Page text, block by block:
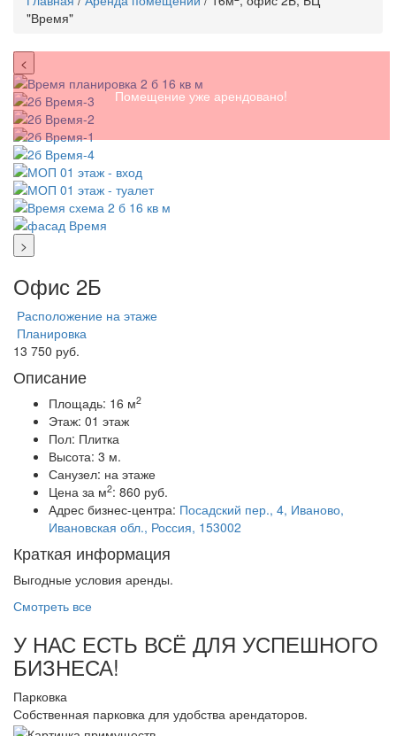
"Время"
Помещение уже арендовано!
<
>
Офис 2Б
Расположение на этаже
Планировка
13 750 руб.
Описание
Площадь: 16 м2
Этаж: 01 этаж
Пол: Плитка
Высота: 3 м.
Санузел: на этаже
Цена за м2: 860 руб.
Адрес бизнес-центра: Посадский пер., 4, Иваново,
Ивановская обл., Россия, 153002
Краткая информация
Выгодные условия аренды.
Смотреть все
У НАС ЕСТЬ ВСЁ ДЛЯ УСПЕШНОГО
БИЗНЕСА!
Парковка
Собственная парковка для удобства арендаторов.